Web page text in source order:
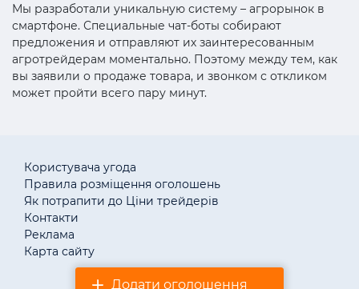
Мы разработали уникальную систему – агрорынок в
смартфоне. Специальные чат-боты собирают
предложения и отправляют их заинтересованным
агротрейдерам моментально. Поэтому между тем, как
вы заявили о продаже товара, и звонком с откликом
может пройти всего пару минут.
Додати оголошення
Користувача угода
Правила розміщення оголошень
Як потрапити до Ціни трейдерів
Контакти
Реклама
Карта сайту